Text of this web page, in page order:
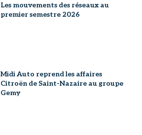
Les mouvements des réseaux au
premier semestre 2026
Midi Auto reprend les affaires
Citroën de Saint-Nazaire au groupe
Gemy